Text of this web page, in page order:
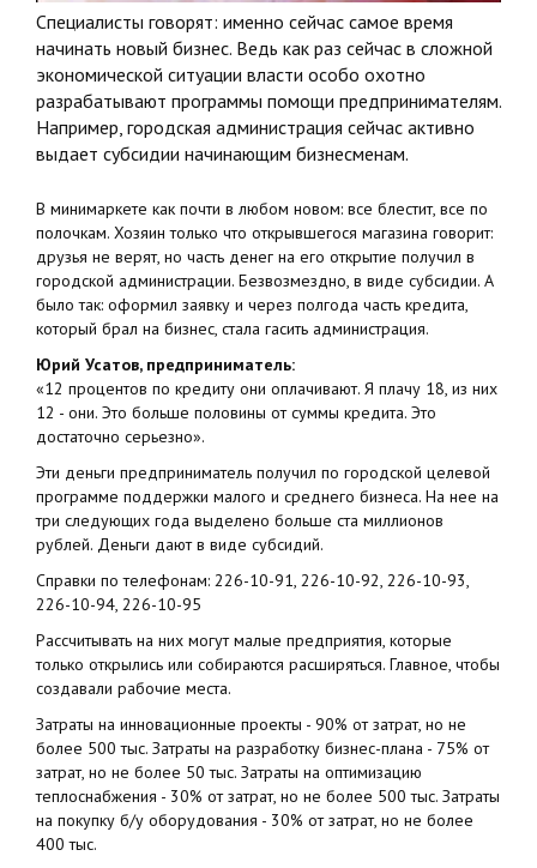
Специалисты говорят: именно сейчас самое время
начинать новый бизнес. Ведь как раз сейчас в сложной
экономической ситуации власти особо охотно
разрабатывают программы помощи предпринимателям.
Например, городская администрация сейчас активно
выдает субсидии начинающим бизнесменам.
В минимаркете как почти в любом новом: все блестит, все по
полочкам. Хозяин только что открывшегося магазина говорит:
друзья не верят, но часть денег на его открытие получил в
городской администрации. Безвозмездно, в виде субсидии. А
было так: оформил заявку и через полгода часть кредита,
который брал на бизнес, стала гасить администрация.
Юрий Усатов, предприниматель:
«12 процентов по кредиту они оплачивают. Я плачу 18, из них
12 - они. Это больше половины от суммы кредита. Это
достаточно серьезно».
Эти деньги предприниматель получил по городской целевой
программе поддержки малого и среднего бизнеса. На нее на
три следующих года выделено больше ста миллионов
рублей. Деньги дают в виде субсидий.
Справки по телефонам: 226-10-91, 226-10-92, 226-10-93,
226-10-94, 226-10-95
Рассчитывать на них могут малые предприятия, которые
только открылись или собираются расширяться. Главное, чтобы
создавали рабочие места.
Затраты на инновационные проекты - 90% от затрат, но не
более 500 тыс. Затраты на разработку бизнес-плана - 75% от
затрат, но не более 50 тыс. Затраты на оптимизацию
теплоснабжения - 30% от затрат, но не более 500 тыс. Затраты
на покупку б/у оборудования - 30% от затрат, но не более
400 тыс.